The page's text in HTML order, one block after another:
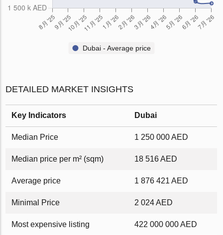
Dubai - Average price
DETAILED MARKET INSIGHTS
Key Indicators Dubai
Median Price 1 250 000 AED
Median price per m² (sqm) 18 516 AED
Average price 1 876 421 AED
Minimal Price 2 024 AED
Most expensive listing 422 000 000 AED